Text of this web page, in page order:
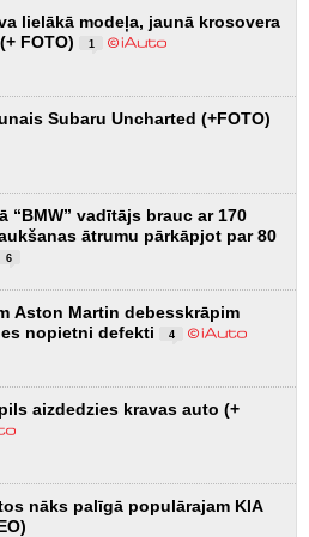
lielākā modeļa, jaunā krosovera
FOTO)
1
Subaru Uncharted (+FOTO)
“BMW” vadītājs brauc ar 170
ātrumu pārkāpjot par 80
6
Aston Martin debesskrāpim
nopietni defekti
4
aizdedzies kravas auto (+
nāks palīgā populārajam KIA